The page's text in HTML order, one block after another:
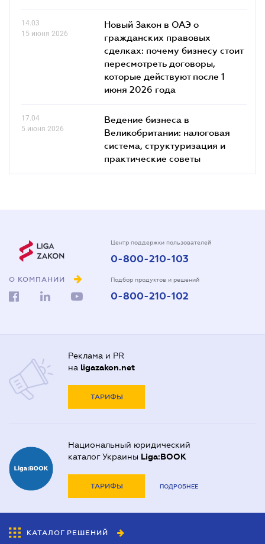
14.03
15 июня 2026
Новый Закон в ОАЭ о
гражданских правовых
сделках: почему бизнесу стоит
пересмотреть договоры,
которые действуют после 1
июня 2026 года
17.04
5 июня 2026
Ведение бизнеса в
Великобритании: налоговая
система, структуризация и
практические советы
О КОМПАНИИ
Центр поддержки пользователей
0-800-210-103
Подбор продуктов и решений
0-800-210-102
Реклама и PR
на ligazakon.net
ТАРИФЫ
Национальный юридический
каталог Украины Liga:BOOK
ТАРИФЫ ПОДРОБНЕЕ
КАТАЛОГ РЕШЕНИЙ